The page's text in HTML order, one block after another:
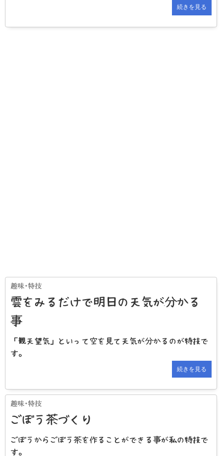
続きを見る
雲をみるだけで明日の天気が分かる
事
「観天望気」といって空を見て天気が分かるのが特技で
す。
続きを見る
ごぼう茶づくり
ごぼうからごぼう茶を作ることができる事が私の特技で
す。